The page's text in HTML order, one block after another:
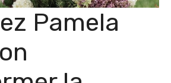
Pamela